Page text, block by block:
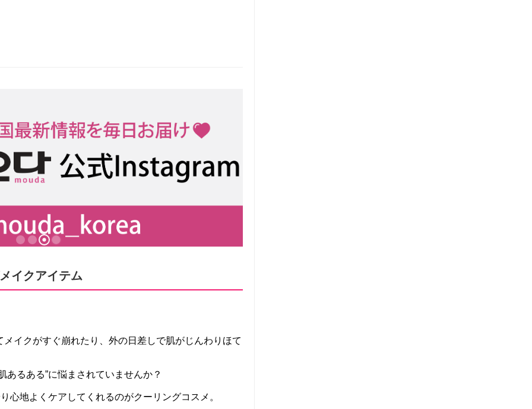
イクアイテム
イクがすぐ崩れたり、外の日差しで肌がじんわりほて
あるある”に悩まされていませんか？
心地よくケアしてくれるのがクーリングコスメ。